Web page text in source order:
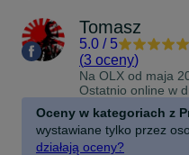
(symetryczne)
THD+Noise: 0,04%
sygnał/szum: 90 dB (+/- 15
funkcja limitera
funkcja redukcji szumów-
Wymiary: 89x483x201
Na obudowie porysowany
w funkcjonowaniu korektora.
Tomasz
5.0 / 5
(3 oceny)
Na OLX od maja
Ostatnio online w
Oceny w kategoriach z
wystawiane tylko przez
działają oceny?